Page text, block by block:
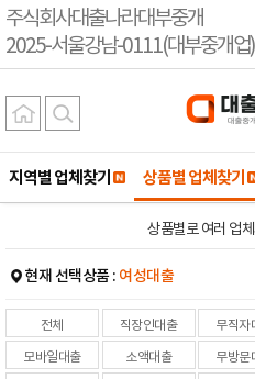
주식회사대출나라대부중개
2025-서울강남-0111(대부중개업)
지역별 업체찾기 상품별 업체찾기
상품별로 여러 업
현재 선택상품 : 여성대출
전체 직장인대출 무직자
모바일대출 소액대출 무방문